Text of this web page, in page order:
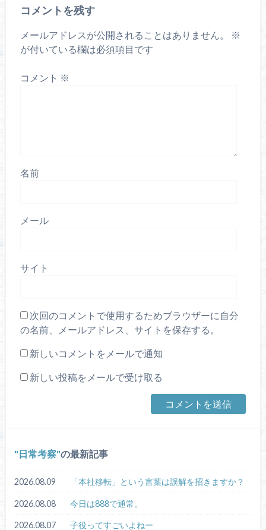
コメントを残す
メールアドレスが公開されることはありません。
※
が付いている欄は必須項目です
コメント ※
名前
メール
サイト
次回のコメントで使用するためブラウザーに自分
の名前、メールアドレス、サイトを保存する。
新しいコメントをメールで通知
新しい投稿をメールで受け取る
日常考察 の最新記事
2026.08.09 「本社移転」という言葉は誤解を招きますか？
2026.08.08 今日は888で通常。
2026.08.07 子役ってすごいよねー